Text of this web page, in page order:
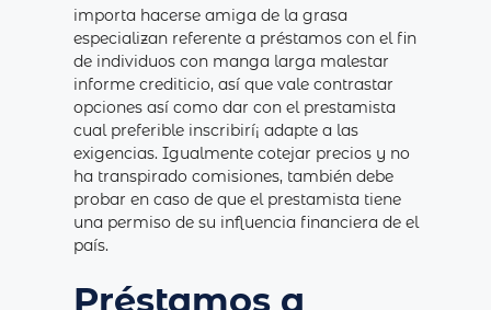
importa hacerse amiga de la grasa
especializan referente a préstamos con el fin
de individuos con manga larga malestar
informe crediticio, así que vale contrastar
opciones así­ como dar con el prestamista
cual preferible inscribirí¡ adapte a las
exigencias. Igualmente cotejar precios y no
ha transpirado comisiones, también debe
probar en caso de que el prestamista tiene
una permiso de su influencia financiera de el
país.
Préstamos a